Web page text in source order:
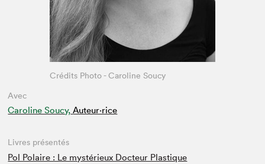
Avec
Caroline Soucy, Auteur·rice
Crédits Photo - Caroline Soucy
Livres présentés
Pol Polaire : Le mystérieux Docteur Plastique